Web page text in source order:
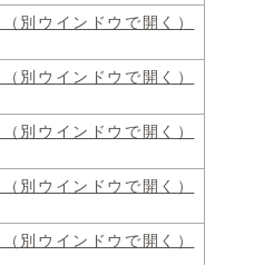
（別ウインドウで開く）
（別ウインドウで開く）
（別ウインドウで開く）
（別ウインドウで開く）
（別ウインドウで開く）